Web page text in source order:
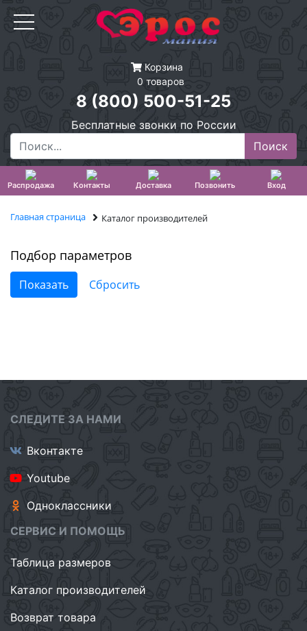
Корзина
0 товаров
8 (800) 500-51-25
Бесплатные звонки по России
Распродажа Контакты Доставка Позвонить Вход
Главная страница Каталог производителей
Подбор параметров
СЛЕДИТЕ ЗА НАМИ
Вконтакте
Youtube
Одноклассники
СЕРВИС И ПОМОЩЬ
Таблица размеров
Каталог производителей
Возврат товара